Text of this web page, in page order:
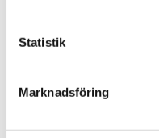
Statistik
Marknadsföring